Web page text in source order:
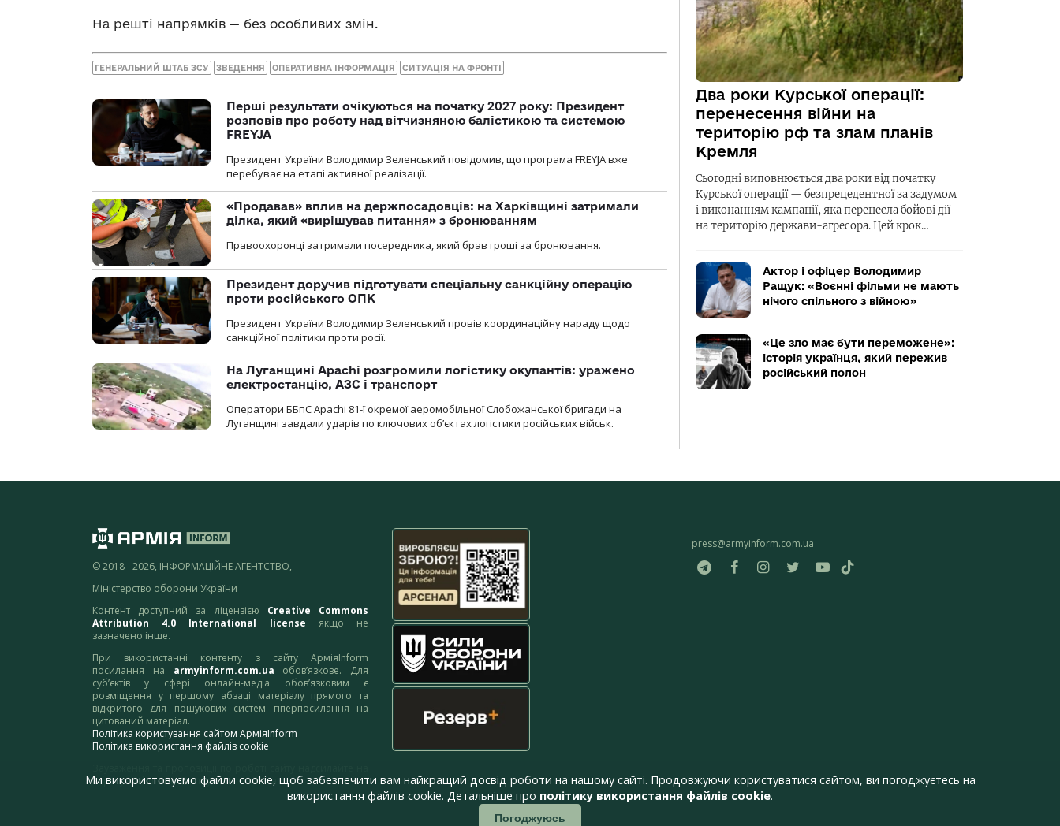
На решті напрямків — без особливих змін.
ГЕНЕРАЛЬНИЙ ШТАБ ЗСУ ЗВЕДЕННЯ ОПЕРАТИВНА ІНФОРМАЦІЯ СИТУАЦІЯ НА ФРОНТІ
Перші результати очікуються на початку 2027 року: Президент
розповів про роботу над вітчизняною балістикою та системою
FREYJA
Президент України Володимир Зеленський повідомив, що програма FREYJA вже
перебуває на етапі активної реалізації.
«Продавав» вплив на держпосадовців: на Харківщині затримали
ділка, який «вирішував питання» з бронюванням
Правоохоронці затримали посередника, який брав гроші за бронювання.
Президент доручив підготувати спеціальну санкційну операцію
проти російського ОПК
Президент України Володимир Зеленський провів координаційну нараду щодо
санкційної політики проти росії.
На Луганщині Apachi розгромили логістику окупантів: уражено
електростанцію, АЗС і транспорт
Оператори ББпС Apachi 81-ї окремої аеромобільної Слобожанської бригади на
Луганщині завдали ударів по ключових об’єктах логістики російських військ.
Два роки Курської операції:
перенесення війни на
територію рф та злам планів
Кремля
Сьогодні виповнюється два роки від початку
Курської операції — безпрецедентної за задумом
і виконанням кампанії, яка перенесла бойові дії
на територію держави-агресора. Цей крок…
Актор і офіцер Володимир
Ращук: «Воєнні фільми не мають
нічого спільного з війною»
«Це зло має бути переможене»:
історія українця, який пережив
російський полон
© 2018 - 2026, ІНФОРМАЦІЙНЕ АГЕНТСТВО,
Міністерство оборони України
Контент доступний за ліцензією Creative Commons
Attribution 4.0 International license якщо не
зазначено інше.
При використанні контенту з сайту АрміяInform
посилання на armyinform.com.ua обов’язкове. Для
суб’єктів у сфері онлайн-медіа обов’язковим є
розміщення у першому абзаці матеріалу прямого та
відкритого для пошукових систем гіперпосилання на
цитований матеріал.
Політика користування сайтом АрміяInform
Політика використання файлів cookie
адресу:webmaster@armyinform.com.ua
press@armyinform.com.ua
Ми використовуємо файли cookie, щоб забезпечити вам найкращий досвід роботи на нашому сайті. Продовжуючи користуватися сайтом, ви погоджуєтесь на
використання файлів cookie. Детальніше про політику використання файлів cookie.
Погоджуюсь